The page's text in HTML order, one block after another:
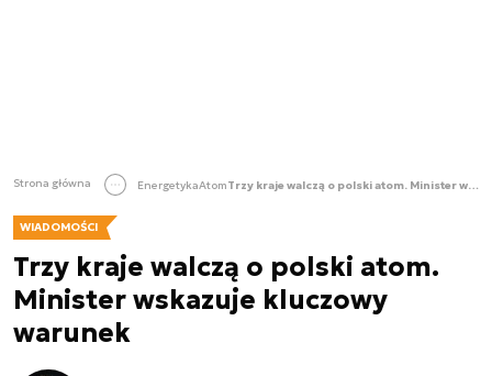
Strona główna EnergetykaAtom Trzy kraje walczą o polski atom. Minister wskazuje kluczowy warunek
WIADOMOŚCI
Trzy kraje walczą o polski atom.
Minister wskazuje kluczowy
warunek